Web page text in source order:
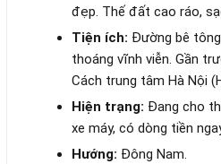
đẹp. Thế đất cao ráo,
Tiện ích: Đường bê
thoáng vĩnh viễn. Gần
Cách trung tâm Hà Nội
Hiện trạng: Đang cho
xe máy, có dòng tiền
Hướng: Đông Nam.